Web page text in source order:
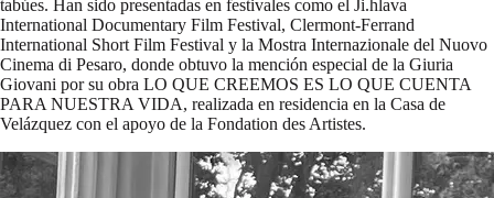
tabúes. Han sido presentadas en festivales como el Ji.hlava
International Documentary Film Festival, Clermont-Ferrand
International Short Film Festival y la Mostra Internazionale del Nuovo
Cinema di Pesaro, donde obtuvo la mención especial de la Giuria
Giovani por su obra LO QUE CREEMOS ES LO QUE CUENTA
PARA NUESTRA VIDA, realizada en residencia en la Casa de
Velázquez con el apoyo de la Fondation des Artistes.